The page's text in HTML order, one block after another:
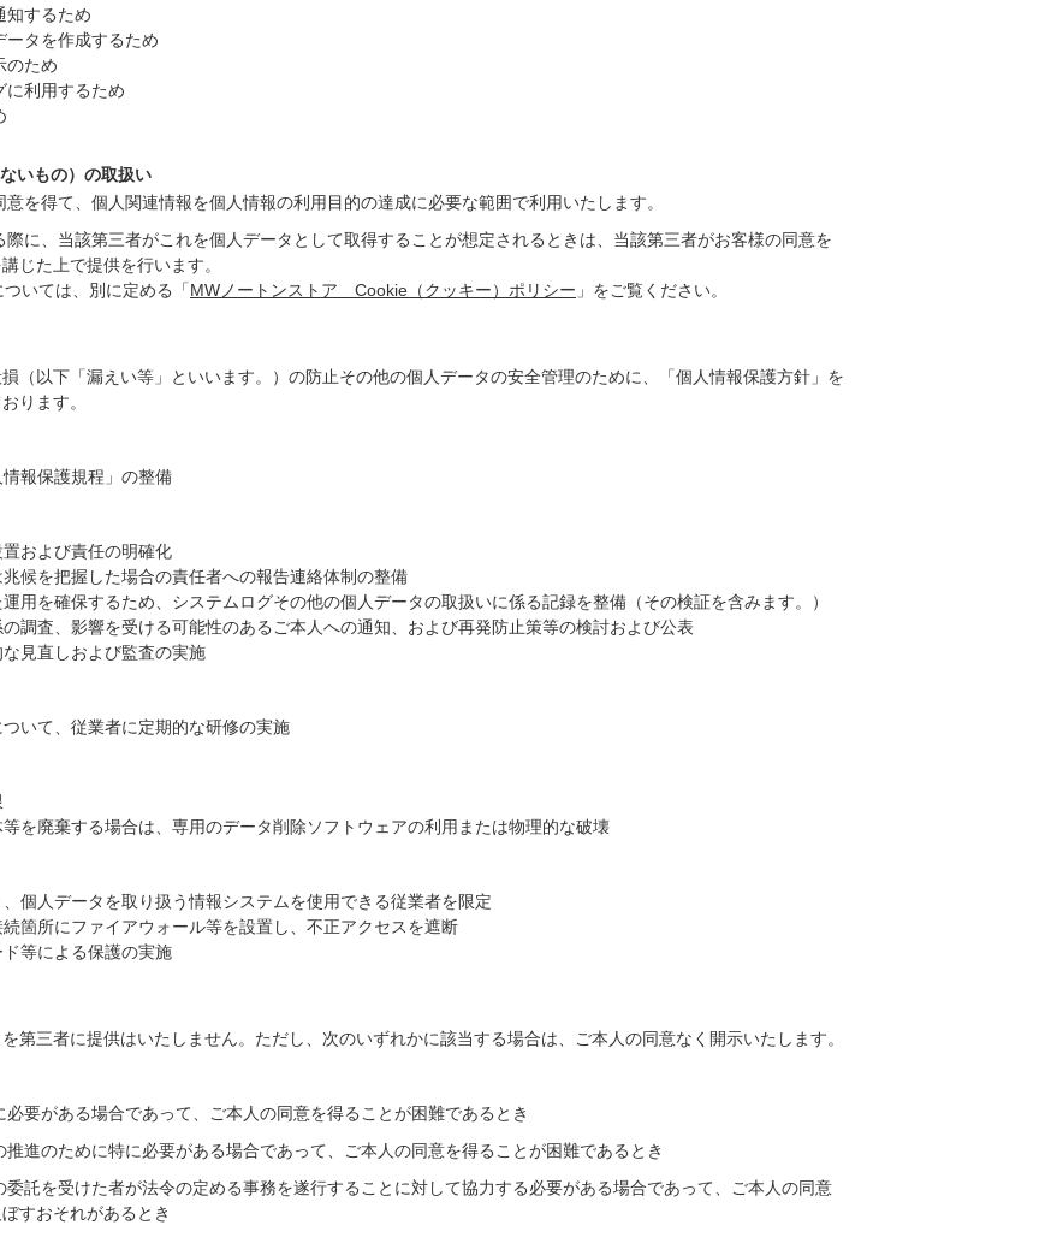
知するため
タを作成するため
のため
に利用するため
いもの）の取扱い
を得て、個人関連情報を個人情報の利用目的の達成に必要な範囲で利用いたします。
に、当該第三者がこれを個人データとして取得することが想定されるときは、当該第三者がお客様の同意を
じた上で提供を行います。
いては、別に定める「MWノートンストア Cookie（クッキー）ポリシー 」をご覧ください。
（以下「漏えい等」といいます。）の防止その他の個人データの安全管理のために、「個人情報保護方針」を
ります。
報保護規程」の整備
および責任の明確化
候を把握した場合の責任者への報告連絡体制の整備
用を確保するため、システムログその他の個人データの取扱いに係る記録を整備（その検証を含みます。）
調査、影響を受ける可能性のあるご本人への通知、および再発防止策等の検討および公表
見直しおよび監査の実施
いて、従業者に定期的な研修の実施
を廃棄する場合は、専用のデータ削除ソフトウェアの利用または物理的な破壊
個人データを取り扱う情報システムを使用できる従業者を限定
箇所にファイアウォール等を設置し、不正アクセスを遮断
等による保護の実施
第三者に提供はいたしません。ただし、次のいずれかに該当する場合は、ご本人の同意なく開示いたします。
要がある場合であって、ご本人の同意を得ることが困難であるとき
進のために特に必要がある場合であって、ご本人の同意を得ることが困難であるとき
託を受けた者が法令の定める事務を遂行することに対して協力する必要がある場合であって、ご本人の同意
すおそれがあるとき